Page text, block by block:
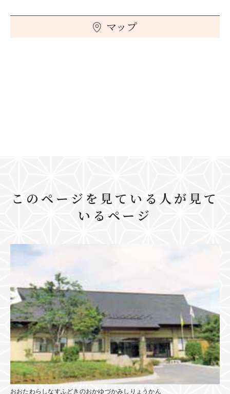
マップ
このページを見ている人が見て
いるページ
おおたわらしなすふどきのおかゆづかみしりょうかん